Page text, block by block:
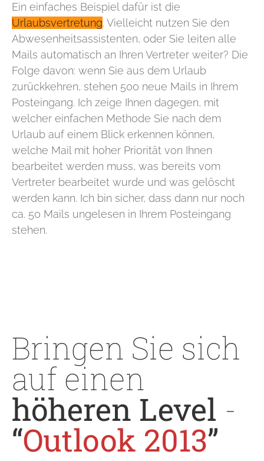
Ein einfaches Beispiel dafür ist die
Urlaubsvertretung. Vielleicht nutzen Sie den
Abwesenheitsassistenten, oder Sie leiten alle
Mails automatisch an Ihren Vertreter weiter? Die
Folge davon: wenn Sie aus dem Urlaub
zurückkehren, stehen 500 neue Mails in Ihrem
Posteingang. Ich zeige Ihnen dagegen, mit
welcher einfachen Methode Sie nach dem
Urlaub auf einem Blick erkennen können,
welche Mail mit hoher Priorität von Ihnen
bearbeitet werden muss, was bereits vom
Vertreter bearbeitet wurde und was gelöscht
werden kann. Ich bin sicher, dass dann nur noch
ca. 50 Mails ungelesen in Ihrem Posteingang
stehen.
Bringen Sie sich
auf einen
höheren Level -
“Outlook 2013”